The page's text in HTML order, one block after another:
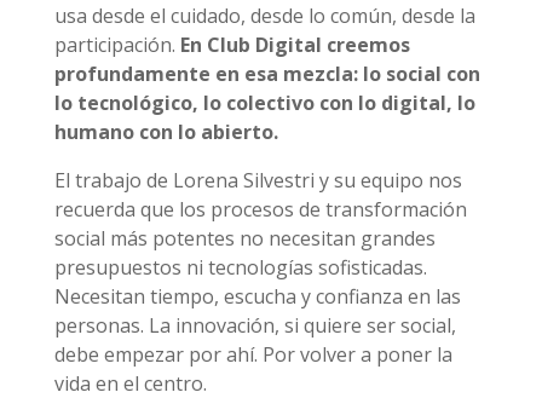
usa desde el cuidado, desde lo común, desde la
participación. En Club Digital creemos
profundamente en esa mezcla: lo social con
lo tecnológico, lo colectivo con lo digital, lo
humano con lo abierto.
El trabajo de Lorena Silvestri y su equipo nos
recuerda que los procesos de transformación
social más potentes no necesitan grandes
presupuestos ni tecnologías sofisticadas.
Necesitan tiempo, escucha y confianza en las
personas. La innovación, si quiere ser social,
debe empezar por ahí. Por volver a poner la
vida en el centro.